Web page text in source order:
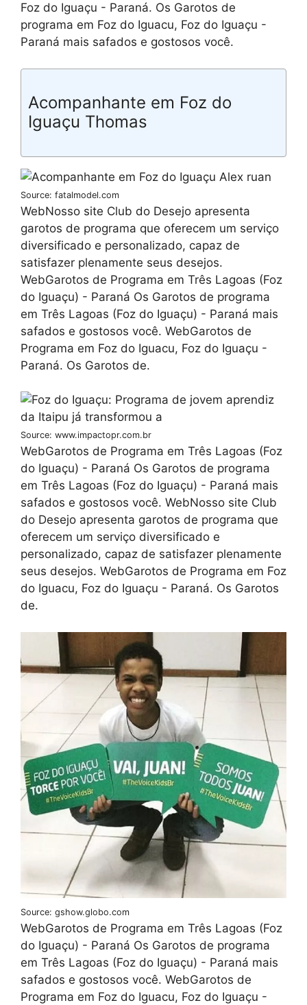
Foz do Iguaçu - Paraná. Os Garotos de
programa em Foz do Iguacu, Foz do Iguaçu -
Paraná mais safados e gostosos você.
Acompanhante em Foz do
Iguaçu Thomas
Source: fatalmodel.com
WebNosso site Club do Desejo apresenta
garotos de programa que oferecem um serviço
diversificado e personalizado, capaz de
satisfazer plenamente seus desejos.
WebGarotos de Programa em Três Lagoas (Foz
do Iguaçu) - Paraná Os Garotos de programa
em Três Lagoas (Foz do Iguaçu) - Paraná mais
safados e gostosos você. WebGarotos de
Programa em Foz do Iguacu, Foz do Iguaçu -
Paraná. Os Garotos de.
Source: www.impactopr.com.br
WebGarotos de Programa em Três Lagoas (Foz
do Iguaçu) - Paraná Os Garotos de programa
em Três Lagoas (Foz do Iguaçu) - Paraná mais
safados e gostosos você. WebNosso site Club
do Desejo apresenta garotos de programa que
oferecem um serviço diversificado e
personalizado, capaz de satisfazer plenamente
seus desejos. WebGarotos de Programa em Foz
do Iguacu, Foz do Iguaçu - Paraná. Os Garotos
de.
Source: gshow.globo.com
WebGarotos de Programa em Três Lagoas (Foz
do Iguaçu) - Paraná Os Garotos de programa
em Três Lagoas (Foz do Iguaçu) - Paraná mais
safados e gostosos você. WebGarotos de
Programa em Foz do Iguacu, Foz do Iguaçu -